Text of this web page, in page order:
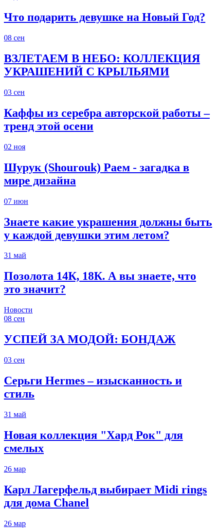
Что подарить девушке на Новый Год?
08 сен
ВЗЛЕТАЕМ В НЕБО: КОЛЛЕКЦИЯ
УКРАШЕНИЙ С КРЫЛЬЯМИ
03 сен
Каффы из серебра авторской работы –
тренд этой осени
02 ноя
Шурук (Shourouk) Раем - загадка в
мире дизайна
07 июн
Знаете какие украшения должны быть
у каждой девушки этим летом?
31 май
Позолота 14К, 18К. А вы знаете, что
это значит?
Новости
08 сен
УСПЕЙ ЗА МОДОЙ: БОНДАЖ
03 сен
Серьги Hermes – изысканность и
стиль
31 май
Новая коллекция "Хард Рок" для
смелых
26 мар
Карл Лагерфельд выбирает Midi rings
для дома Chanel
26 мар